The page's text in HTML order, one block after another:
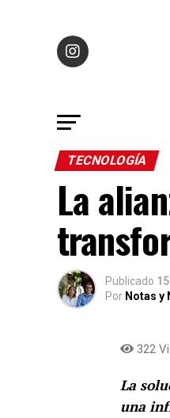
TECNOLOGÍA
La
Publicado
Por Notas y
322
La
una